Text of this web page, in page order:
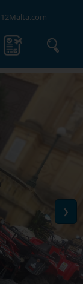
12Malta.com
❯